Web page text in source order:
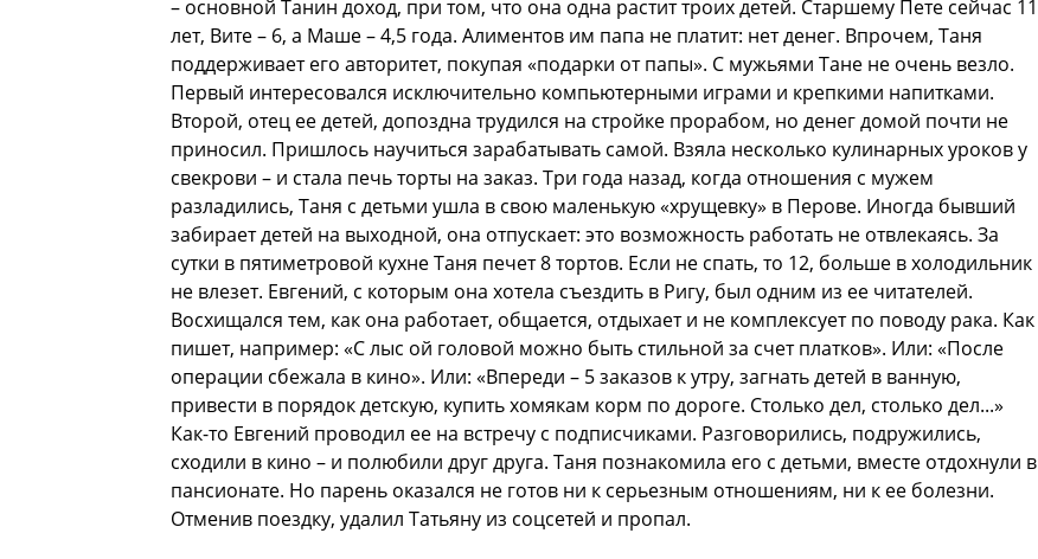
– основной Танин доход, при том, что она одна растит троих детей. Старшему Пете сейчас 11
лет, Вите – 6, а Маше – 4,5 года. Алиментов им папа не платит: нет денег. Впрочем, Таня
поддерживает его авторитет, покупая «подарки от папы». С мужьями Тане не очень везло.
Первый интересовался исключительно компьютерными играми и крепкими напитками.
Второй, отец ее детей, допоздна трудился на стройке прорабом, но денег домой почти не
приносил. Пришлось научиться зарабатывать самой. Взяла несколько кулинарных уроков у
свекрови – и стала печь торты на заказ. Три года назад, когда отношения с мужем
разладились, Таня с детьми ушла в свою маленькую «хрущевку» в Перове. Иногда бывший
забирает детей на выходной, она отпускает: это возможность работать не отвлекаясь. За
сутки в пятиметровой кухне Таня печет 8 тортов. Если не спать, то 12, больше в холодильник
не влезет. Евгений, с которым она хотела съездить в Ригу, был одним из ее читателей.
Восхищался тем, как она работает, общается, отдыхает и не комплексует по поводу рака. Как
пишет, например: «С лыс ой головой можно быть стильной за счет платков». Или: «После
операции сбежала в кино». Или: «Впереди – 5 заказов к утру, загнать детей в ванную,
привести в порядок детскую, купить хомякам корм по дороге. Столько дел, столько дел...»
Как-то Евгений проводил ее на встречу с подписчиками. Разговорились, подружились,
сходили в кино – и полюбили друг друга. Таня познакомила его с детьми, вместе отдохнули в
пансионате. Но парень оказался не готов ни к серьезным отношениям, ни к ее болезни.
Отменив поездку, удалил Татьяну из соцсетей и пропал.